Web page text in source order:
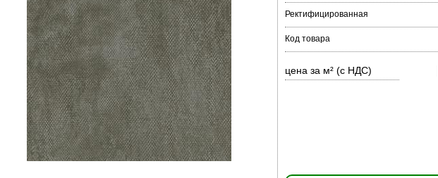
Ректифицированная
Код товара
цена за м² (с НДС)